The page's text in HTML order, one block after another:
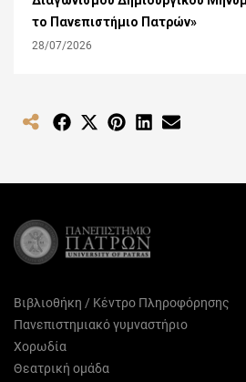
το Πανεπιστήμιο Πατρών»
28/07/2026
Share Share
(Twitter)
Share Share
Βιβλιοθήκη / Κέντρο Πληροφόρησης
Πανεπιστημιακό γυμναστήριο
Χορωδία
Θεατρική ομάδα